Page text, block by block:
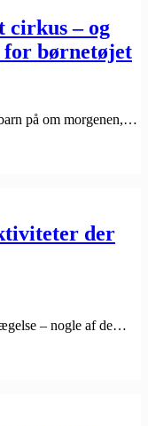
cirkus – og
børnetøjet
på om morgenen,…
der
– nogle af de…